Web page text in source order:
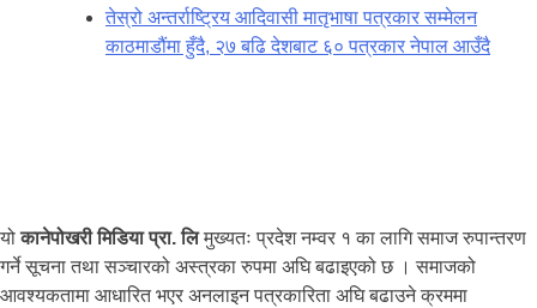
तेस्रो अन्तर्राष्ट्रिय आदिवासी मातृभाषा पत्रकार सम्मेलन
काठमाडौंमा हुँदै, २७ बढि देशबाट ६० पत्रकार नेपाल आउँदै
योकानेपोखरी मिडिया प्रा. लिमुख्यतः प्रदेश नम्वर १ का लागि समाज रुपान्तरण
गर्ने सूचना तथा सञ्चारको अस्त्रका रुपमा अघि बढाइएको छ । समाजको
आवश्यकतामा आधारित भएर अनलाइन पत्रकारिता अघि बढाउने क्रममा